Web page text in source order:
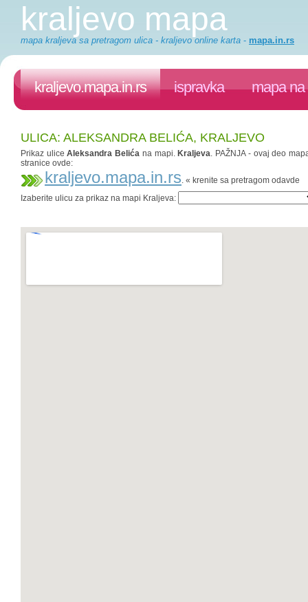
kraljevo mapa
mapa kraljeva sa pretragom ulica - kraljevo online karta - mapa.in.rs
kraljevo.mapa.in.rs ispravka mapa na
ULICA: ALEKSANDRA BELIĆA, KRALJEVO
Prikaz uliceAleksandra Belića na mapi. Kraljeva. PAŽNJA - ovaj deo
stranice ovde:
kraljevo.mapa.in.rs. « krenite sa pretragom odavde
Izaberite ulicu za prikaz na mapi Kraljeva: